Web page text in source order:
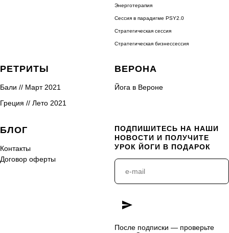
Энерготерапия
Сессия в парадигме PSY2.0
Стратегическая сессия
Стратегическая бизнессессия
РЕТРИТЫ
Бали // Март 2021
Греция // Лето 2021
ВЕРОНА
Йога в Вероне
БЛОГ
Контакты
Договор оферты
ПОДПИШИТЕСЬ НА НАШИ
НОВОСТИ И ПОЛУЧИТЕ
УРОК ЙОГИ В ПОДАРОК
После подписки — проверьте